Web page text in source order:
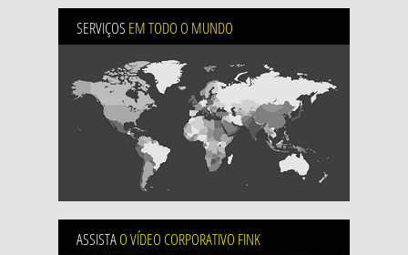
SERVIÇOS EM TODO O MUNDO
ASSISTAO VÍDEO CORPORATIVO FINK